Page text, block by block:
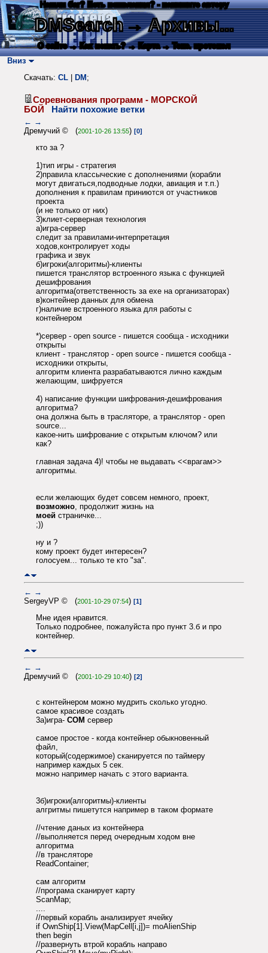
Нашли баг? Есть пожелания? - напишите автору
DMSearch→ Архивы...
О сайте → Как искать? → Карта → Текс. протокол
Вниз
Скачать: CL DM ;
Соревнования программ - МОРСКОЙ
БОЙ
Найти похожие ветки
← →
Дремучий © (2001-10-26 13:55) [0]
кто за ?
1)тип игры - стратегия
2)правила классыческие с дополнениями (корабли
могут двигаться,подводные лодки, авиация и т.п.)
дополнения к правилам приниются от участников
проекта
(и не только от них)
3)клиет-серверная технология
а)игра-сервер
следит за правилами-интерпретация
ходов,контролирует ходы
графика и звук
б)игроки(алгоритмы)-клиенты
пишется транслятор встроенного языка с функцией
дешифрования
алгоритма(ответственность за ехе на организаторах)
в)контейнер данных для обмена
г)наличие встроенного языка для работы с
контейнером
*)сервер - open source - пишется сообща - исходники
открыты
клиент - транслятор - open source - пишется сообща -
исходники открыты,
алгоритм клиента разрабатываются лично каждым
желающим, шифруется
4) написание функции шифрования-дешифрования
алгоритма?
она должна быть в трасляторе, а транслятор - open
source...
какое-нить шифрование с открытым ключом? или
как?
главная задача 4)! чтобы не выдавать <<врагам>>
алгоритмы.
если желающих будет совсем немного, проект,
возможно, продолжит жизнь на
моей страничке...
;))
ну и ?
кому проект будет интересен?
голосуем... только те кто "за".
← →
SergeyVP © (2001-10-29 07:54) [1]
Мне идея нравится.
Только подробнее, пожалуйста про пункт 3.б и про
контейнер.
← →
Дремучий © (2001-10-29 10:40) [2]
с контейнером можно мудрить сколько угодно.
самое красивое создать
3а)игра- СОМ сервер
самое простое - когда контейнер обыкновенный
файл,
который(содержимое) сканируется по таймеру
например каждых 5 сек.
можно например начать с этого варианта.
3б)игроки(алгоритмы)-клиенты
алгритмы пишетутся например в таком формате
//чтение даных из контейнера
//выполняется перед очередным ходом вне
алгоритма
//в трансляторе
ReadContainer;
сам алгоритм
//програма сканирует карту
ScanMap;
....
//первый корабль анализирует ячейку
if OwnShip[1].View(MapCell[i,j])= moAlienShip
then begin
//развернуть втрой корабль направо